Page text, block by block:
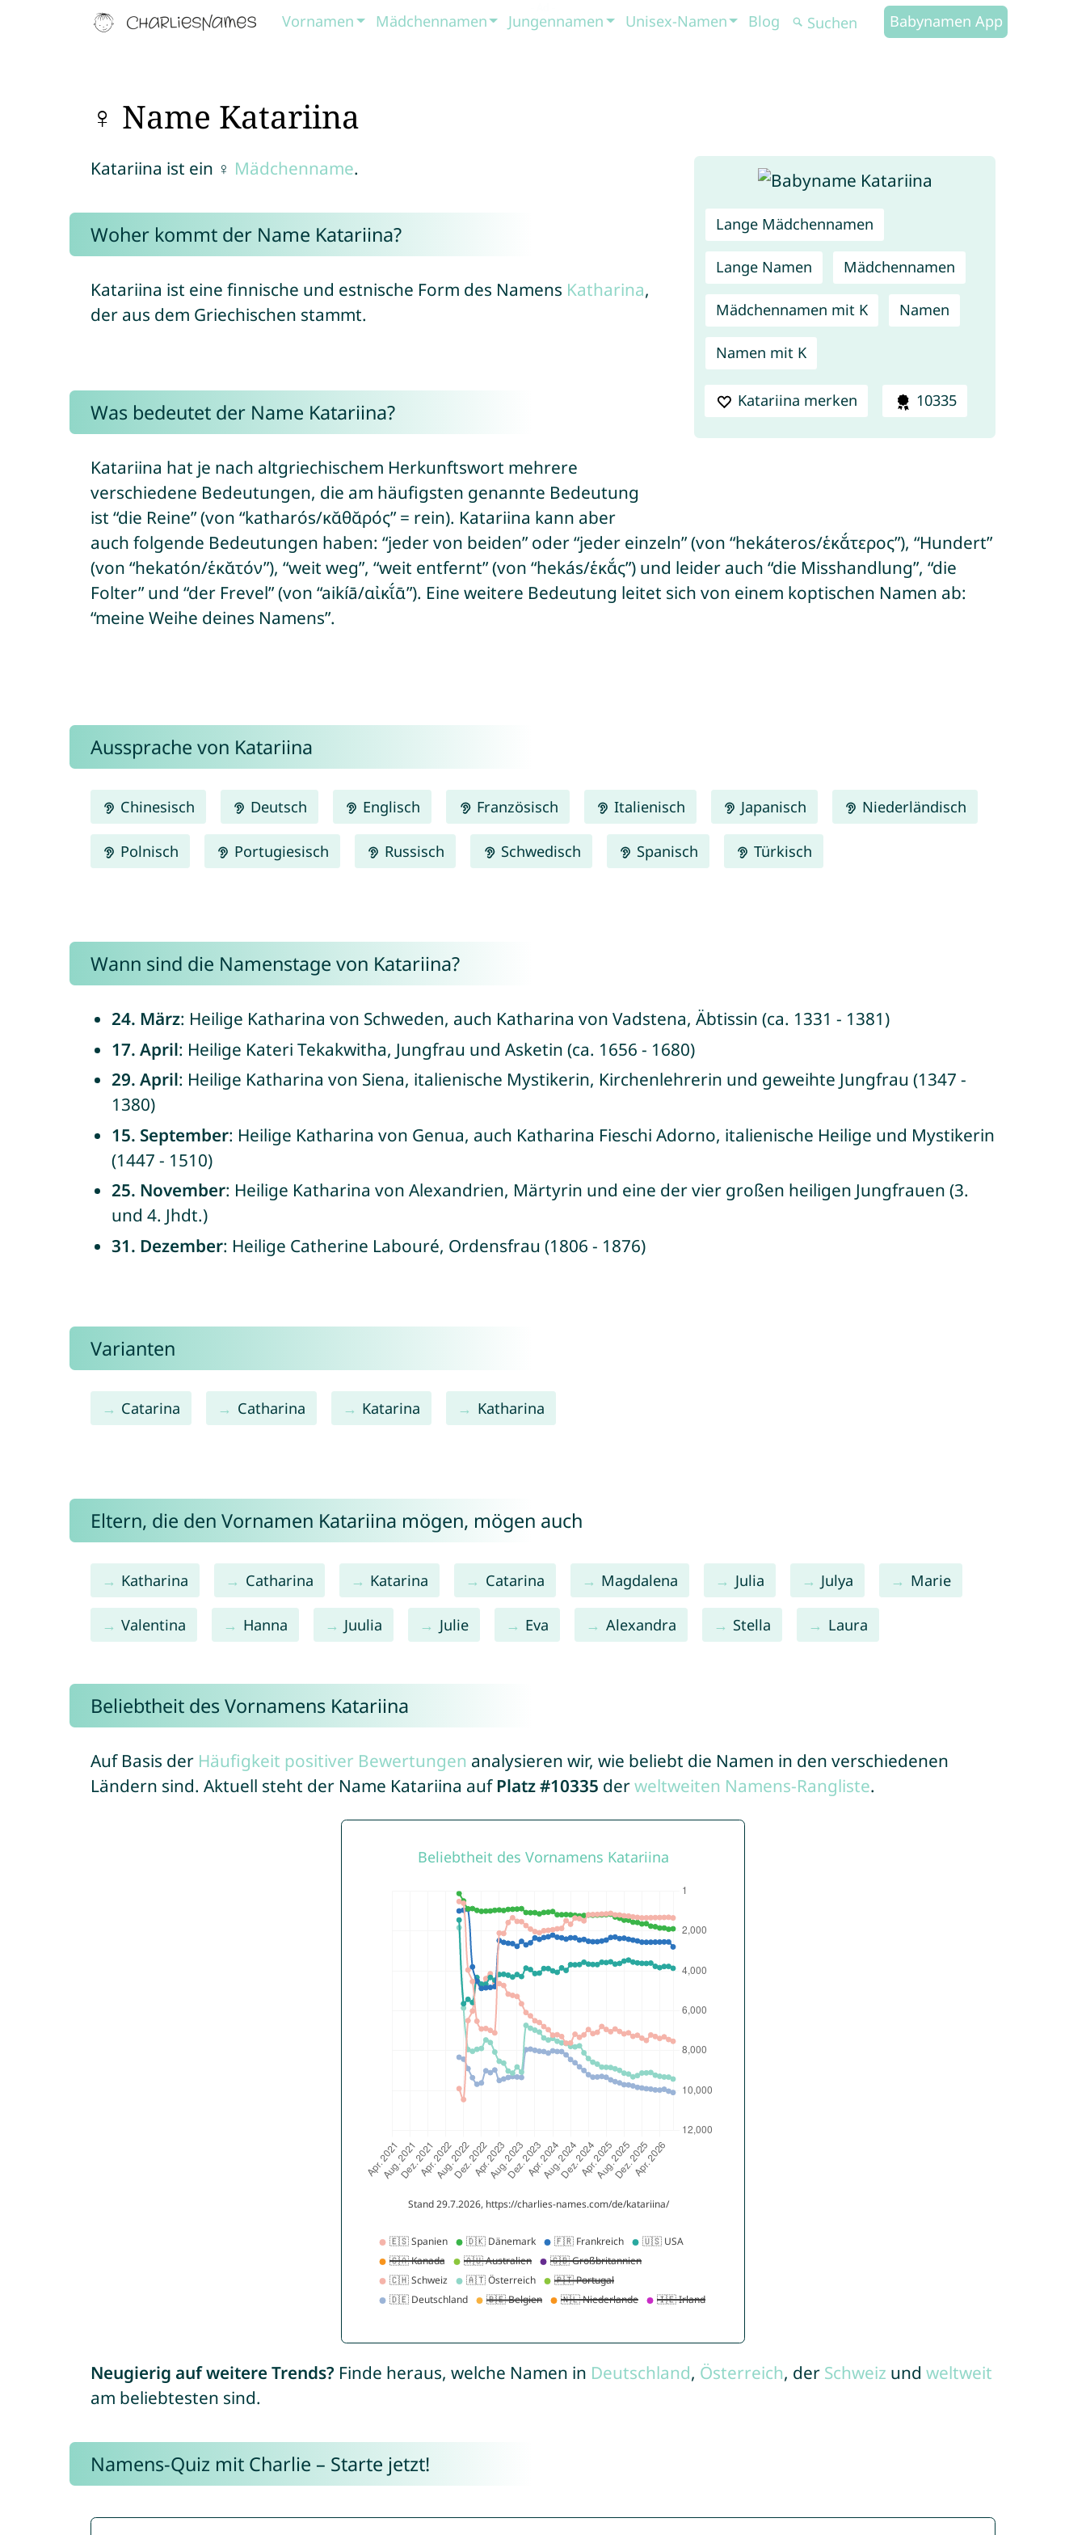
Vornamen Mädchennamen Jungennamen Unisex-Namen Blog Babynamen App
♀ Name Katariina
Lange Mädchennamen
Lange Namen Mädchennamen
Mädchennamen mit K Namen
Namen mit K
Katariina merken 10335
Katariina ist ein ♀ Mädchenname.
Woher kommt der Name Katariina?
Katariina ist eine finnische und estnische Form des Namens Katharina,
der aus dem Griechischen stammt.
Was bedeutet der Name Katariina?
Katariina hat je nach altgriechischem Herkunftswort mehrere
verschiedene Bedeutungen, die am häufigsten genannte Bedeutung
ist “die Reine” (von “katharós/κᾰθᾰρός” = rein). Katariina kann aber
auch folgende Bedeutungen haben: “jeder von beiden” oder “jeder einzeln” (von “hekáteros/ἑκᾰ́τερος”), “Hundert”
(von “hekatón/ἑκᾰτόν”), “weit weg”, “weit entfernt” (von “hekás/ἑκᾰ́ς”) und leider auch “die Misshandlung”, “die
Folter” und “der Frevel” (von “aikíā/αἰκῐ́ᾱ”). Eine weitere Bedeutung leitet sich von einem koptischen Namen ab:
“meine Weihe deines Namens”.
Aussprache von Katariina
Chinesisch Deutsch Englisch Französisch Italienisch Japanisch Niederländisch
Polnisch Portugiesisch Russisch Schwedisch Spanisch Türkisch
Wann sind die Namenstage von Katariina?
24. März: Heilige Katharina von Schweden, auch Katharina von Vadstena, Äbtissin (ca. 1331 - 1381)
17. April: Heilige Kateri Tekakwitha, Jungfrau und Asketin (ca. 1656 - 1680)
29. April: Heilige Katharina von Siena, italienische Mystikerin, Kirchenlehrerin und geweihte Jungfrau (1347 -
1380)
15. September: Heilige Katharina von Genua, auch Katharina Fieschi Adorno, italienische Heilige und Mystikerin
(1447 - 1510)
25. November: Heilige Katharina von Alexandrien, Märtyrin und eine der vier großen heiligen Jungfrauen (3.
und 4. Jhdt.)
31. Dezember: Heilige Catherine Labouré, Ordensfrau (1806 - 1876)
Varianten
Catarina Catharina Katarina Katharina
Eltern, die den Vornamen Katariina mögen, mögen auch
Katharina Catharina Katarina Catarina Magdalena Julia Julya Marie
Valentina Hanna Juulia Julie Eva Alexandra Stella Laura
Beliebtheit des Vornamens Katariina
Auf Basis der Häufigkeit positiver Bewertungen analysieren wir, wie beliebt die Namen in den verschiedenen
Ländern sind. Aktuell steht der Name Katariina auf Platz #10335 derweltweiten Namens-Rangliste.
Neugierig auf weitere Trends? Finde heraus, welche Namen in Deutschland, Österreich, der Schweiz und weltweit
am beliebtesten sind.
Namens-Quiz mit Charlie – Starte jetzt!